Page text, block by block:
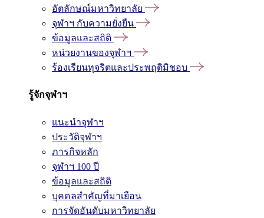
อัตลักษณ์มหาวิทยาลัย
จุฬาฯ กับความยั่งยืน
ข้อมูลและสถิติ
หน่วยงานของจุฬาฯ
ร้องเรียนทุจริตและประพฤติมิชอบ
รู้จักจุฬาฯ
แนะนำจุฬาฯ
ประวัติจุฬาฯ
ภารกิจหลัก
จุฬาฯ 100 ปี
ข้อมูลและสถิติ
บุคคลสำคัญที่มาเยือน
การจัดอันดับมหาวิทยาลัย